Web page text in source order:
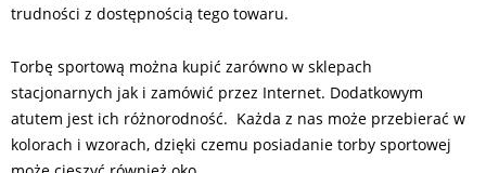
trudności z dostępnością tego towaru.
Torbę sportową można kupić zarówno w sklepach
stacjonarnych jak i zamówić przez Internet. Dodatkowym
atutem jest ich różnorodność. Każda z nas może przebierać w
kolorach i wzorach, dzięki czemu posiadanie torby sportowej